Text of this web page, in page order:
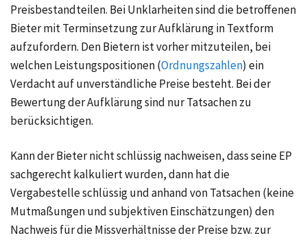
Preisbestandteilen. Bei Unklarheiten sind die betroffenen
Bieter mit Terminsetzung zur Aufklärung in Textform
aufzufordern. Den Bietern ist vorher mitzuteilen, bei
welchen Leistungspositionen (Ordnungszahlen) ein
Verdacht auf unverständliche Preise besteht. Bei der
Bewertung der Aufklärung sind nur Tatsachen zu
berücksichtigen.
Kann der Bieter nicht schlüssig nachweisen, dass seine EP
sachgerecht kalkuliert wurden, dann hat die
Vergabestelle schlüssig und anhand von Tatsachen (keine
Mutmaßungen und subjektiven Einschätzungen) den
Nachweis für die Missverhältnisse der Preise bzw. zur